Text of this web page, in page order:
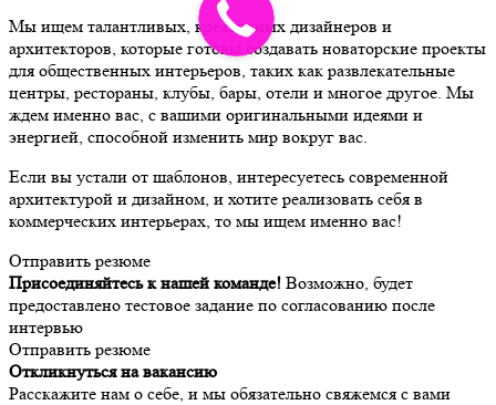
Мы ищем талантливых, креативных дизайнеров и
архитекторов, которые готовы создавать новаторские проекты
для общественных интерьеров, таких как развлекательные
центры, рестораны, клубы, бары, отели и многое другое. Мы
ждем именно вас, с вашими оригинальными идеями и
энергией, способной изменить мир вокруг вас.
Если вы устали от шаблонов, интересуетесь современной
архитектурой и дизайном, и хотите реализовать себя в
коммерческих интерьерах, то мы ищем именно вас!
Отправить резюме
Присоединяйтесь к нашей команде! Возможно, будет
предоставлено тестовое задание по согласованию после
интервью
Отправить резюме
Откликнуться на вакансию
Расскажите нам о себе, и мы обязательно свяжемся с вами